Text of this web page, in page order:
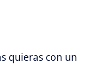
quieras con un